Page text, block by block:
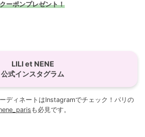
ーポンプレゼント！
LILI et NENE
公式インスタグラム
ディネートはInstagramでチェック！パリの
も必見です。